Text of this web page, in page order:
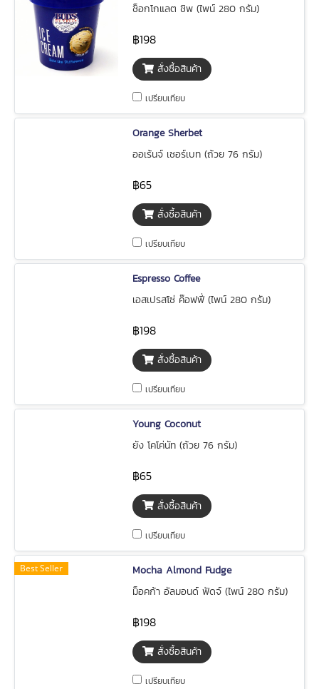
ช็อกโกแลต ชิพ (ไพน์ 280 กรัม)
฿198
สั่งซื้อสินค้า
เปรียบเทียบ
Orange Sherbet
ออเร้นจ์ เชอร์เบท (ถ้วย 76 กรัม)
฿65
สั่งซื้อสินค้า
เปรียบเทียบ
Espresso Coffee
เอสเปรสโซ่ ค๊อฟฟี่ (ไพน์ 280 กรัม)
฿198
สั่งซื้อสินค้า
เปรียบเทียบ
Young Coconut
ยัง โคโค่นัท (ถ้วย 76 กรัม)
฿65
สั่งซื้อสินค้า
เปรียบเทียบ
Best Seller
Mocha Almond Fudge
ม็อคก้า อัลมอนด์ ฟัดจ์ (ไพน์ 280 กรัม)
฿198
สั่งซื้อสินค้า
เปรียบเทียบ